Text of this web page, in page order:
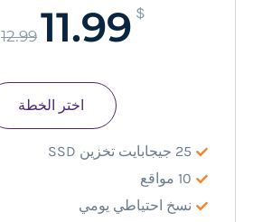
$
11.99
12.99
25 جيجابايت تخزين SSD
10 مواقع
نسخ احتياطي يومي
اختر الخطة